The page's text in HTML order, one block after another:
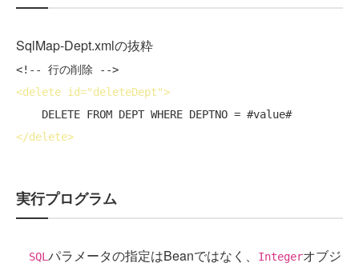
SqlMap-Dept.xmlの抜粋
<!-- 行の削除 -->
<delete id="deleteDept">
</delete>
実行プログラム
SQLパラメータの指定はBeanではなく、 Integerオブジ